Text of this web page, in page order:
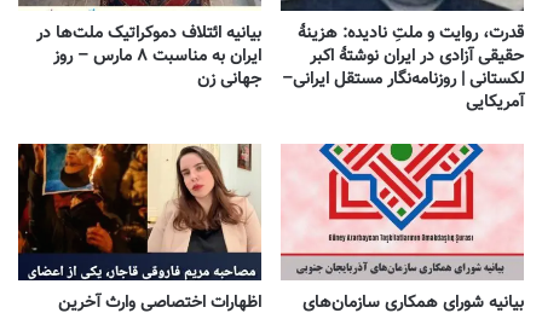
قدرت، روایت و ملتِ نادیده: هزینهٔ
حقیقی آزادی در ایران نوشتهٔ اکبر
لکستانی | روزنامه‌نگار مستقل ایرانی–
آمریکایی
بیانیه ائتلاف دموکراتیک ملت‌ها در
ایران به مناسبت ۸ مارس – روز
جهانی زن
بیانیه شورای همکاری سازمان‌های اظهارات اختصاصی وارث آخرین